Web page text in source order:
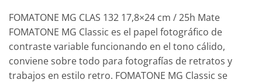
FOMATONE MG CLAS 132 17,8×24 cm / 25h Mate
FOMATONE MG Classic es el papel fotográfico de
contraste variable funcionando en el tono cálido,
conviene sobre todo para fotografías de retratos y
trabajos en estilo retro. FOMATONE MG Classic se